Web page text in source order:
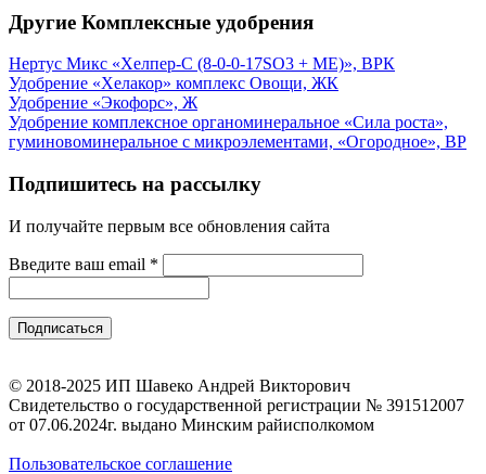
Другие Комплексные удобрения
Нертус Микс «Хелпер-С (8-0-0-17SO3 + ME)», ВРК
Удобрение «Хелакор» комплекс Овощи, ЖК
Удобрение «Экофорс», Ж
Удобрение комплексное органоминеральное «Сила роста»,
гуминовоминеральное с микроэлементами, «Огородное», ВР
Подпишитесь на рассылку
И получайте первым все обновления сайта
Введите ваш email *
© 2018-2025 ИП Шавеко Андрей Викторович
Свидетельство о государственной регистрации № 391512007
от 07.06.2024г. выдано Минским райисполкомом
Пользовательское соглашение